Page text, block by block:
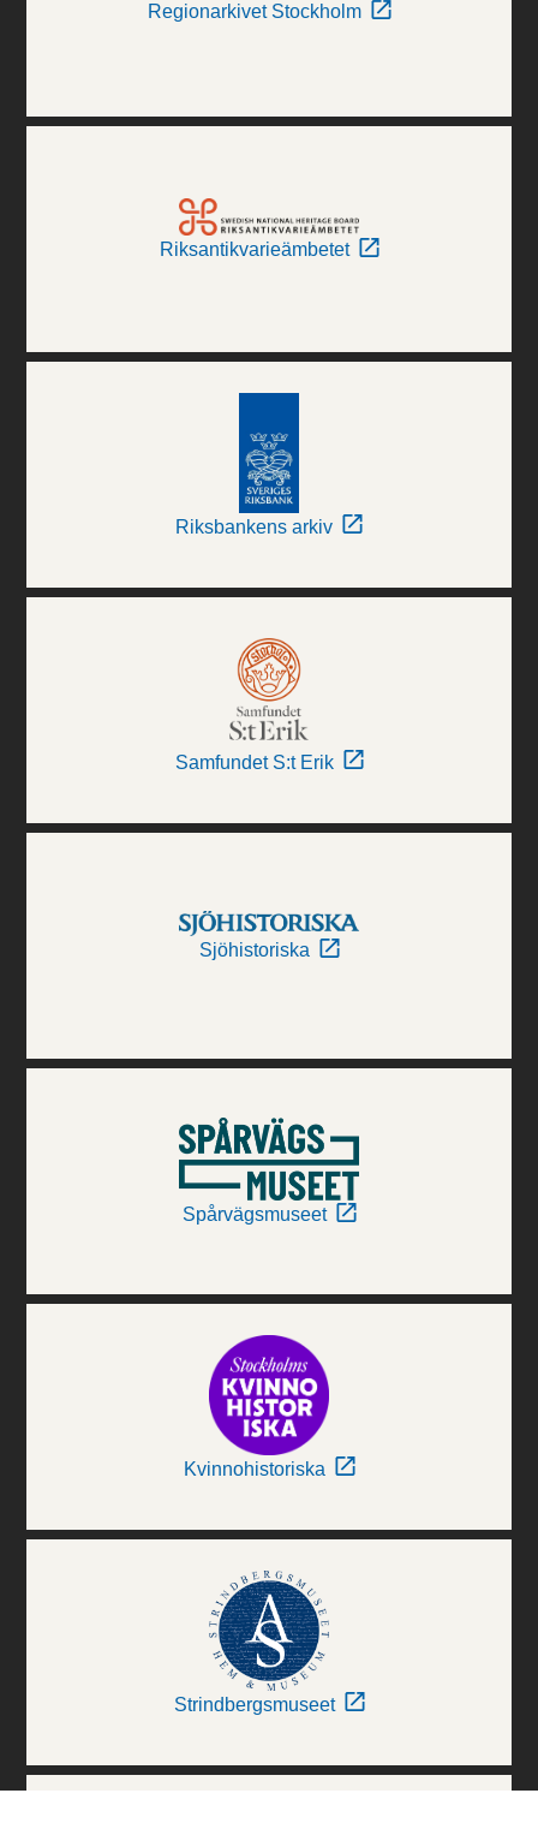
Regionarkivet Stockholm
Riksantikvarieämbetet
Riksbankens arkiv
Samfundet S:t Erik
Sjöhistoriska
Spårvägsmuseet
Kvinnohistoriska
Strindbergsmuseet